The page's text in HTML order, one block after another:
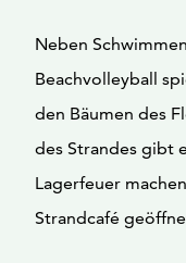
Neben
Beachvolleyball
den Bäumen des
des Strandes gibt
Lagerfeuer
Strandcafé